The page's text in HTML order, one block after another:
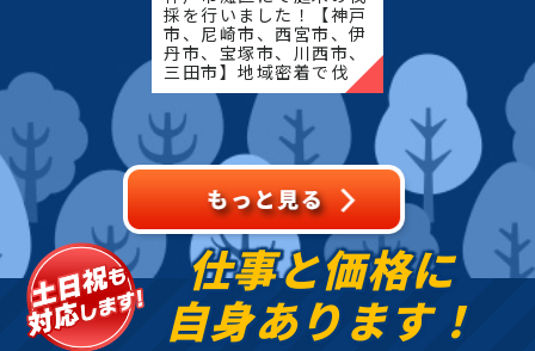
採を行いました！【神戸
市、尼崎市、西宮市、伊
丹市、宝塚市、川西市、
三田市】地域密着で伐
採・抜根・剪定・草刈り
などのお庭のこと、造
園・植木屋をお探しなら
当社にご相談ください！
当社で
仕事と価格に
自身あります！